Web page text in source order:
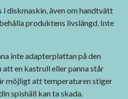
diskmaskin, även om handtvätt
produktens livslängd. Inte
inte adapterplattan på den
att en kastrull eller panna står
möjligt att temperaturen stiger
spishäll kan ta skada.